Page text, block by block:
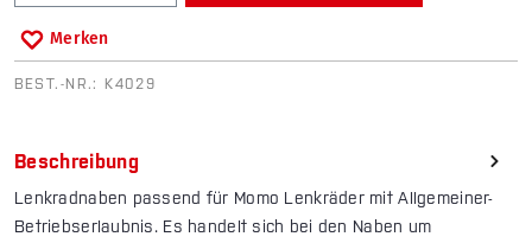
Merken
BEST.-NR.: K4029
Beschreibung
Lenkradnaben passend für Momo Lenkräder mit Allgemeiner-
Betriebserlaubnis. Es handelt sich bei den Naben um